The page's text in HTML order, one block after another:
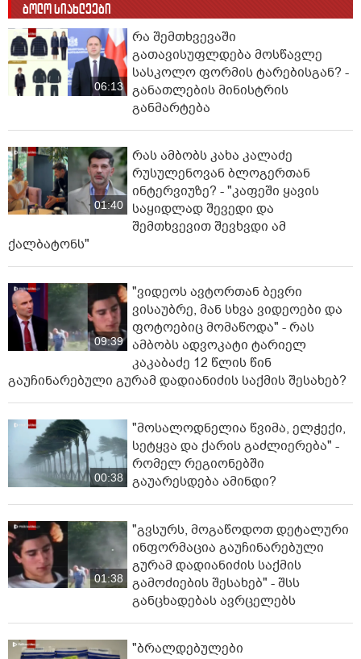
ბოლო სიახლეები
06:13
რა შემთხვევაში
გათავისუფლდება მოსწავლე
სასკოლო ფორმის ტარებისგან? -
განათლების მინისტრის
განმარტება
01:40
რას ამბობს კახა კალაძე
რუსულენოვან ბლოგერთან
ინტერვიუზე? - "კაფეში ყავის
საყიდლად შევედი და
შემთხვევით შევხვდი ამ
ქალბატონს"
09:39
"ვიდეოს ავტორთან ბევრი
ვისაუბრე, მან სხვა ვიდეოები და
ფოტოებიც მომაწოდა" - რას
ამბობს ადვოკატი ტარიელ
კაკაბაძე 12 წლის წინ
გაუჩინარებული გურამ დადიანიძის საქმის შესახებ?
00:38
"მოსალოდნელია წვიმა, ელ­ჭე­ქი,
სე­ტყვა და ქა­რის გაძ­ლი­ე­რე­ბა" -
რომელ რეგიონებში
გაუარესდება ამინდი?
01:38
"გვსურს, მოგაწოდოთ დეტალური
ინფორმაცია გაუჩინარებული
გურამ დადიანიძის საქმის
გამოძიების შესახებ" - შსს
განცხადებას ავრცელებს
"ბრალდებულები